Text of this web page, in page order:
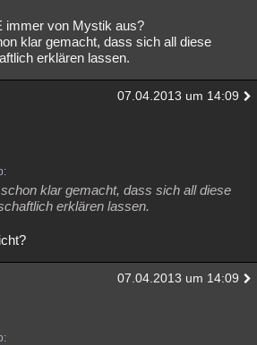
immer von Mystik aus?
klar gemacht, dass sich all diese
erklären lassen.
07.04.2013 um 14:09
klar gemacht, dass sich all diese
erklären lassen.
07.04.2013 um 14:09